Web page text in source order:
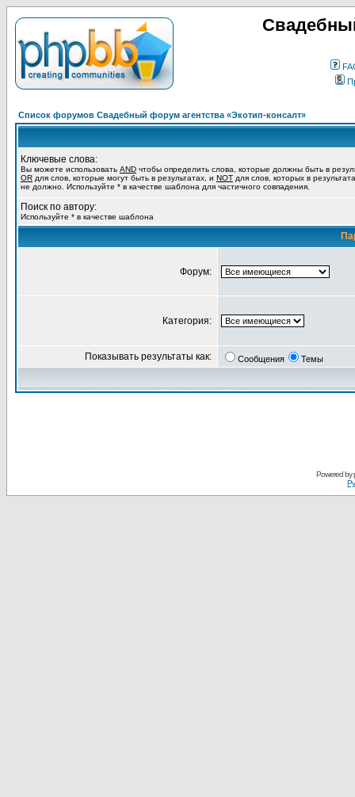
Список форумов Свадебный форум агентства «Экотип-консалт»
Ключевые слова:
Вы можете использовать AND чтобы определить слова, которые должны быть в
OR для слов, которые могут быть в результатах, и NOT для слов, которых в
не должно. Используйте * в качестве шаблона для частичного совпадения.
Поиск по автору:
Используйте * в качестве шаблона
Форум:
Категория:
Показывать результаты как: Сообщения Темы
Powered by